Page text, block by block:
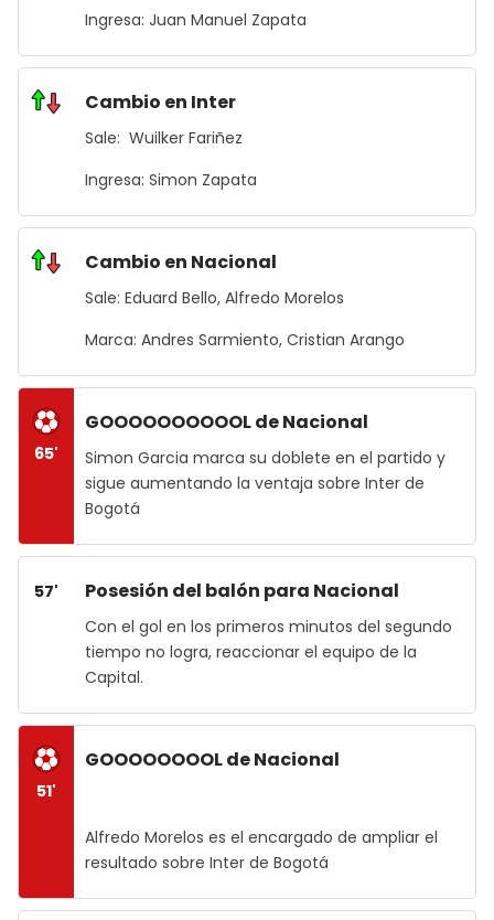
Ingresa: Juan Manuel Zapata
Cambio en Inter
Sale: Wuilker Fariñez
Ingresa: Simon Zapata
Cambio en Nacional
Sale: Eduard Bello, Alfredo Morelos
Marca: Andres Sarmiento, Cristian Arango
65'
GOOOOOOOOOOL de Nacional
Simon Garcia marca su doblete en el partido y
sigue aumentando la ventaja sobre Inter de
Bogotá
57' Posesión del balón para Nacional
Con el gol en los primeros minutos del segundo
tiempo no logra, reaccionar el equipo de la
Capital.
51'
GOOOOOOOOL de Nacional
Alfredo Morelos es el encargado de ampliar el
resultado sobre Inter de Bogotá